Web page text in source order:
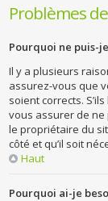
Problèmes
Pourquoi ne puis-
Il y a plusieurs
assurez-vous que
soient corrects.
vous assurer de ne
le propriétaire du
côté et qu’il soit
Haut
Pourquoi ai-je